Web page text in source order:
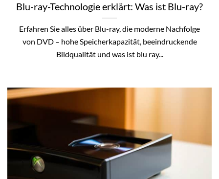
Blu-ray-Technologie erklärt: Was ist Blu-ray?
Erfahren Sie alles über Blu-ray, die moderne Nachfolge
von DVD – hohe Speicherkapazität, beeindruckende
Bildqualität und was ist blu ray...